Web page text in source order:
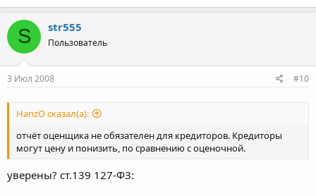
S str555
Пользователь
3 Июл 2008 #10
HanzO сказал(а):
отчёт оценщика не обязателен для кредиторов. Кредиторы
могут цену и понизить, по сравнению с оценочной.
уверены? ст.139 127-ФЗ: